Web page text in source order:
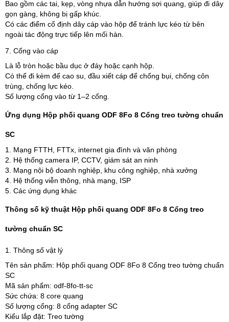
Bao gồm các tai, kẹp, vòng nhựa dẫn hướng sợi quang, giúp đi dây
gọn gàng, không bị gấp khúc.
Có các điểm cố định dây cáp vào hộp để tránh lực kéo từ bên
ngoài tác động trực tiếp lên mối hàn.
7. Cổng vào cáp
Là lỗ tròn hoặc bầu dục ở đáy hoặc cạnh hộp.
Có thể đi kèm đế cao su, đầu xiết cáp để chống bụi, chống côn
trùng, chống lực kéo.
Số lượng cổng vào từ 1–2 cổng.
Ứng dụng Hộp phối quang ODF 8Fo 8 Cổng treo tường chuẩn
SC
1. Mạng FTTH, FTTx, internet gia đình và văn phòng
2. Hệ thống camera IP, CCTV, giám sát an ninh
3. Mạng nội bộ doanh nghiệp, khu công nghiệp, nhà xưởng
4. Hệ thống viễn thông, nhà mạng, ISP
5. Các ứng dụng khác
Thông số kỹ thuật Hộp phối quang ODF 8Fo 8 Cổng treo
tường chuẩn SC
1. Thông số vật lý
Tên sản phẩm: Hộp phối quang ODF 8Fo 8 Cổng treo tường chuẩn
SC
Mã sản phẩm: odf-8fo-tt-sc
Sức chứa: 8 core quang
Số lượng cổng: 8 cổng adapter SC
Kiểu lắp đặt: Treo tường